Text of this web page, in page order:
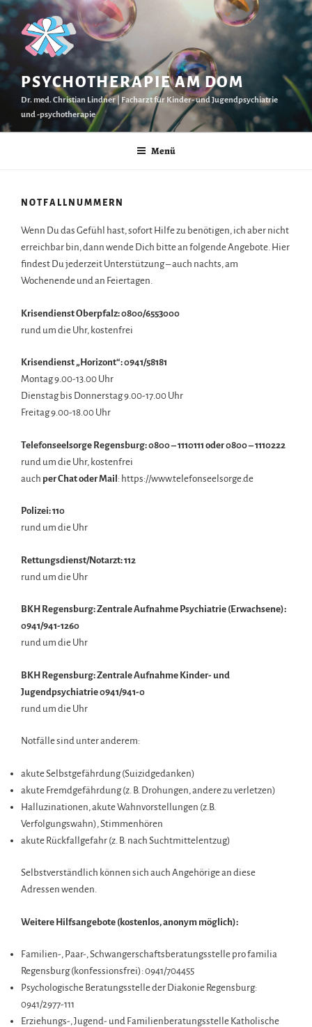
Zum
Inhalt
springen
PSYCHOTHERAPIE AM DOM
Dr. med. Christian Lindner | Facharzt für Kinder- und Jugendpsychiatrie
und -psychotherapie
Menü
NOTFALLNUMMERN
Wenn Du das Gefühl hast, sofort Hilfe zu benötigen, ich aber nicht
erreichbar bin, dann wende Dich bitte an folgende Angebote. Hier
findest Du jederzeit Unterstützung – auch nachts, am
Wochenende und an Feiertagen.
Krisendienst Oberpfalz: 0800/6553000
rund um die Uhr, kostenfrei
Krisendienst „Horizont“: 0941/58181
Montag 9.00-13.00 Uhr
Dienstag bis Donnerstag 9.00-17.00 Uhr
Freitag 9.00-18.00 Uhr
Telefonseelsorge Regensburg: 0800 – 1110111 oder 0800 – 1110222
rund um die Uhr, kostenfrei
auch per Chat oder Mail: https://www.telefonseelsorge.de
Polizei: 110
rund um die Uhr
Rettungsdienst/Notarzt: 112
rund um die Uhr
BKH Regensburg: Zentrale Aufnahme Psychiatrie (Erwachsene):
0941/941-1260
rund um die Uhr
BKH Regensburg: Zentrale Aufnahme Kinder- und
Jugendpsychiatrie 0941/941-0
rund um die Uhr
Notfälle sind unter anderem:
akute Selbstgefährdung (Suizidgedanken)
akute Fremdgefährdung (z. B. Drohungen, andere zu verletzen)
Halluzinationen, akute Wahnvorstellungen (z.B.
Verfolgungswahn), Stimmenhören
akute Rückfallgefahr (z. B. nach Suchtmittelentzug)
Selbstverständlich können sich auch Angehörige an diese
Adressen wenden.
Weitere Hilfsangebote (kostenlos, anonym möglich):
Familien-, Paar-, Schwangerschaftsberatungsstelle pro familia
Regensburg (konfessionsfrei): 0941/704455
Psychologische Beratungsstelle der Diakonie Regensburg:
0941/2977-111
Erziehungs-, Jugend- und Familienberatungsstelle Katholische